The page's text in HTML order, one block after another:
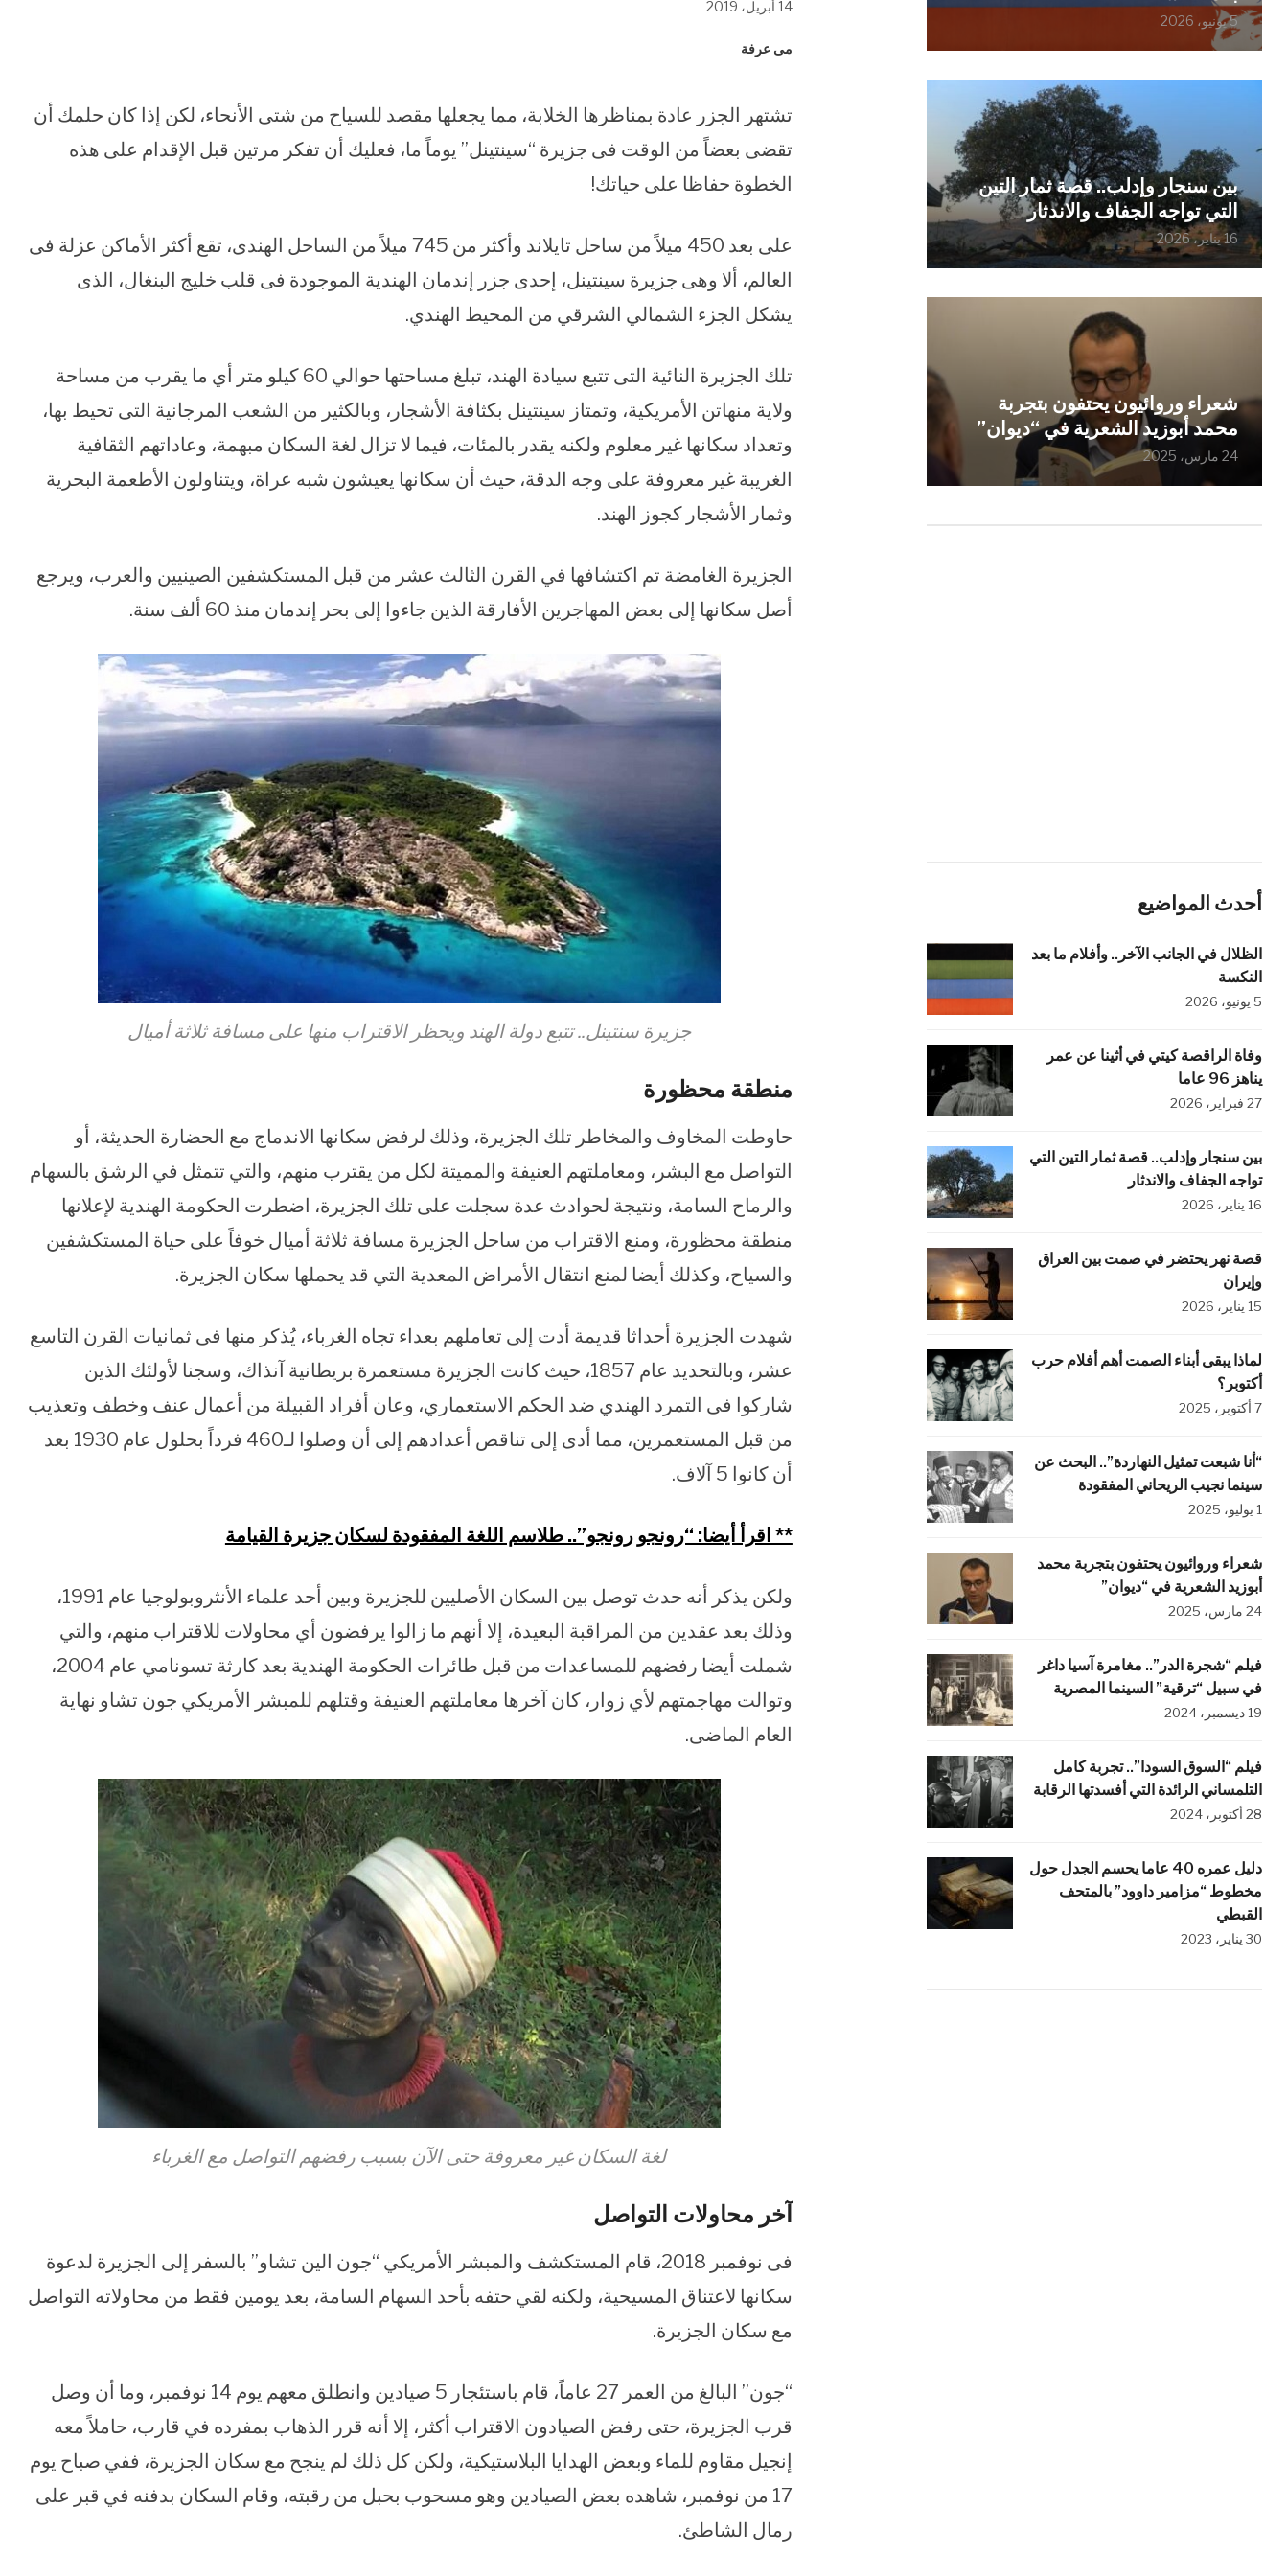
في
نافذة
في 14 أبريل، 2019
مى عرفة
تشتهر الجزر عادة بمناظرها الخلابة، مما يجعلها مقصد للسياح من شتى الأنحاء، لكن إذا كان حلمك أن
تقضى بعضاً من الوقت فى جزيرة “سينتينل” يوماً ما، فعليك أن تفكر مرتين قبل الإقدام على هذه
الخطوة حفاظا على حياتك!
على بعد 450 ميلاً من ساحل تايلاند وأكثر من 745 ميلاً من الساحل الهندى، تقع أكثر الأماكن عزلة فى
العالم، ألا وهى جزيرة سينتينل، إحدى جزر إندمان الهندية الموجودة فى قلب خليج البنغال، الذى
يشكل الجزء الشمالي الشرقي من المحيط الهندي.
تلك الجزيرة النائية التى تتبع سيادة الهند، تبلغ مساحتها حوالي 60 كيلو متر أي ما يقرب من مساحة
ولاية منهاتن الأمريكية، وتمتاز سينتينل بكثافة الأشجار، وبالكثير من الشعب المرجانية التى تحيط بها،
وتعداد سكانها غير معلوم ولكنه يقدر بالمئات، فيما لا تزال لغة السكان مبهمة، وعاداتهم الثقافية
الغريبة غير معروفة على وجه الدقة، حيث أن سكانها يعيشون شبه عراة، ويتناولون الأطعمة البحرية
وثمار الأشجار كجوز الهند.
الجزيرة الغامضة تم اكتشافها في القرن الثالث عشر من قبل المستكشفين الصينيين والعرب، ويرجع
أصل سكانها إلى بعض المهاجرين الأفارقة الذين جاءوا إلى بحر إندمان منذ 60 ألف سنة.
جزيرة سنتينل.. تتبع دولة الهند ويحظر الاقتراب منها على مسافة ثلاثة أميال
منطقة محظورة
حاوطت المخاوف والمخاطر تلك الجزيرة، وذلك لرفض سكانها الاندماج مع الحضارة الحديثة، أو
التواصل مع البشر، ومعاملتهم العنيفة والمميتة لكل من يقترب منهم، والتي تتمثل في الرشق بالسهام
والرماح السامة، ونتيجة لحوادث عدة سجلت على تلك الجزيرة، اضطرت الحكومة الهندية لإعلانها
منطقة محظورة، ومنع الاقتراب من ساحل الجزيرة مسافة ثلاثة أميال خوفاً على حياة المستكشفين
والسياح، وكذلك أيضا لمنع انتقال الأمراض المعدية التي قد يحملها سكان الجزيرة.
شهدت الجزيرة أحداثا قديمة أدت إلى تعاملهم بعداء تجاه الغرباء، يُذكر منها فى ثمانيات القرن التاسع
عشر، وبالتحديد عام 1857، حيث كانت الجزيرة مستعمرة بريطانية آنذاك، وسجنا لأولئك الذين
شاركوا فى التمرد الهندي ضد الحكم الاستعماري، وعان أفراد القبيلة من أعمال عنف وخطف وتعذيب
من قبل المستعمرين، مما أدى إلى تناقص أعدادهم إلى أن وصلوا لـ460 فرداً بحلول عام 1930 بعد
أن كانوا 5 آلاف.
** اقرأ أيضا: “رونجو رونجو”.. طلاسم اللغة المفقودة لسكان جزيرة القيامة
ولكن يذكر أنه حدث توصل بين السكان الأصليين للجزيرة وبين أحد علماء الأنثروبولوجيا عام 1991،
وذلك بعد عقدين من المراقبة البعيدة، إلا أنهم ما زالوا يرفضون أي محاولات للاقتراب منهم، والتي
شملت أيضا رفضهم للمساعدات من قبل طائرات الحكومة الهندية بعد كارثة تسونامي عام 2004،
وتوالت مهاجمتهم لأي زوار، كان آخرها معاملتهم العنيفة وقتلهم للمبشر الأمريكي جون تشاو نهاية
العام الماضى.
لغة السكان غير معروفة حتى الآن بسبب رفضهم التواصل مع الغرباء
آخر محاولات التواصل
فى نوفمبر 2018، قام المستكشف والمبشر الأمريكي “جون الين تشاو” بالسفر إلى الجزيرة لدعوة
سكانها لاعتناق المسيحية، ولكنه لقي حتفه بأحد السهام السامة، بعد يومين فقط من محاولاته التواصل
مع سكان الجزيرة.
“جون” البالغ من العمر 27 عاماً، قام باستئجار 5 صيادين وانطلق معهم يوم 14 نوفمبر، وما أن وصل
قرب الجزيرة، حتى رفض الصيادون الاقتراب أكثر، إلا أنه قرر الذهاب بمفرده في قارب، حاملاً معه
إنجيل مقاوم للماء وبعض الهدايا البلاستيكية، ولكن كل ذلك لم ينجح مع سكان الجزيرة، ففي صباح يوم
17 من نوفمبر، شاهده بعض الصيادين وهو مسحوب بحبل من رقبته، وقام السكان بدفنه في قبر على
رمال الشاطئ.
5 يونيو، 2026
بين سنجار وإدلب.. قصة ثمار التين
التي تواجه الجفاف والاندثار
16 يناير، 2026
شعراء وروائيون يحتفون بتجربة
محمد أبوزيد الشعرية في “ديوان”
24 مارس، 2025
أحدث المواضيع
الظلال في الجانب الآخر.. وأفلام ما بعد
النكسة
5 يونيو، 2026
وفاة الراقصة كيتي في أثينا عن عمر
يناهز 96 عاما
27 فبراير، 2026
بين سنجار وإدلب.. قصة ثمار التين التي
تواجه الجفاف والاندثار
16 يناير، 2026
قصة نهر يحتضر في صمت بين العراق
وإيران
15 يناير، 2026
لماذا يبقى أبناء الصمت أهم أفلام حرب
أكتوبر؟
7 أكتوبر، 2025
“أنا شبعت تمثيل النهاردة”.. البحث عن
سينما نجيب الريحاني المفقودة
1 يوليو، 2025
شعراء وروائيون يحتفون بتجربة محمد
أبوزيد الشعرية في “ديوان”
24 مارس، 2025
فيلم “شجرة الدر”.. مغامرة آسيا داغر
في سبيل “ترقية” السينما المصرية
19 ديسمبر، 2024
فيلم “السوق السودا”.. تجربة كامل
التلمساني الرائدة التي أفسدتها الرقابة
28 أكتوبر، 2024
دليل عمره 40 عاما يحسم الجدل حول
مخطوط “مزامير داوود” بالمتحف
القبطي
30 يناير، 2023